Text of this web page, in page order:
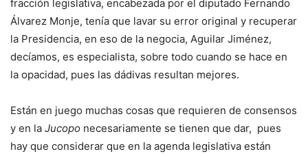
fracción legislativa, encabezada por el diputado Fernando
Álvarez Monje, tenía que lavar su error original y recuperar
la Presidencia, en eso de la negocia, Aguilar Jiménez,
decíamos, es especialista, sobre todo cuando se hace en
la opacidad, pues las dádivas resultan mejores.
Están en juego muchas cosas que requieren de consensos
y en la Jucopo necesariamente se tienen que dar, pues
hay que considerar que en la agenda legislativa están